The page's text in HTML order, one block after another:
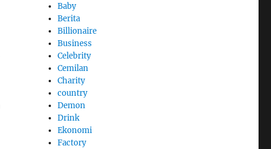
Baby
Berita
Billionaire
Business
Celebrity
Cemilan
Charity
country
Demon
Drink
Ekonomi
Factory